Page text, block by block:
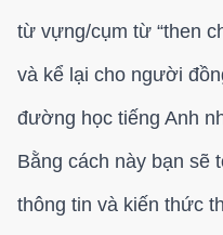
từ vựng/cụm từ “then
và kể lại cho người
đường học tiếng Anh
Bằng cách này bạn sẽ
thông tin và kiến thức